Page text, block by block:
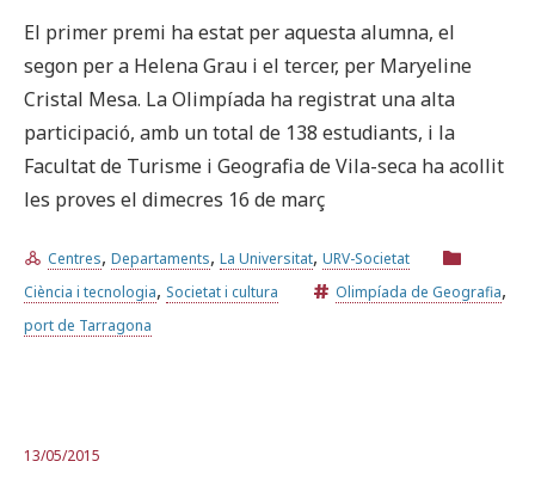
El primer premi ha estat per aquesta alumna, el
segon per a Helena Grau i el tercer, per Maryeline
Cristal Mesa. La Olimpíada ha registrat una alta
participació, amb un total de 138 estudiants, i la
Facultat de Turisme i Geografia de Vila-seca ha acollit
les proves el dimecres 16 de març
Centres, Departaments, La Universitat, URV-Societat
Ciència i tecnologia, Societat i cultura Olimpíada de Geografia,
port de Tarragona
13/05/2015